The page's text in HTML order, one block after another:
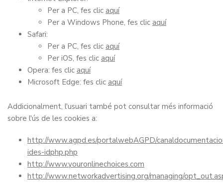
Per a PC, fes clic aquí
Per a Windows Phone, fes clic aquí
Safari:
Per a PC, fes clic aquí
Per iOS, fes clic aquí
Opera: fes clic aquí
Microsoft Edge: fes clic aquí
Addicionalment, l'usuari també pot consultar més informació
sobre l'ús de les cookies a:
http://www.agpd.es/portalwebAGPD/
ides-idphp.php
http://www.youronlinechoices.com
http://www.networkadvertising.org/managing/